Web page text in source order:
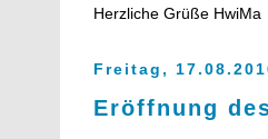
Herzliche Grüße HwiMa
Freitag,
Eröffnung